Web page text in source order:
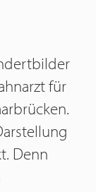
für
Denn